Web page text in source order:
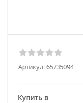
Артикул:65735094
Купить в